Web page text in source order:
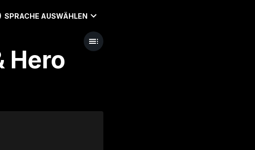
SPRACHE AUSWÄHLEN
Hero